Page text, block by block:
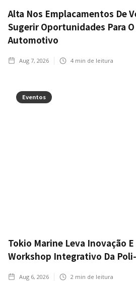
Alta Nos Emplacamentos De
Sugerir Oportunidades Para
Automotivo
Aug 7, 2026 4 min de leitura
Eventos
Tokio Marine Leva Inovação
Workshop Integrativo Da
Aug 6, 2026 2 min de leitura